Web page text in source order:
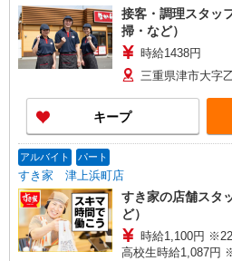
接客・調理スタッ
掃・など）
時給1438円
三重県津市大字
キープ
アルバイト パート
すき家 津上浜町店
すき家の店舗スタ
ど）
時給1,100円
高校生時給1,087円